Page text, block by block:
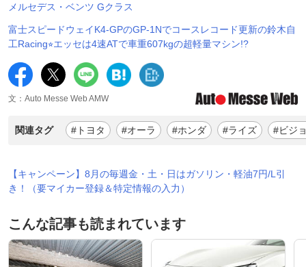
メルセデス・ベンツ Gクラス
富士スピードウェイK4-GPのGP-1Nでコースレコード更新の鈴木自
工Racing⭐︎エッセは4速ATで車重607kgの超軽量マシン!?
文：Auto Messe Web AMW
関連タグ #トヨタ #オーラ #ホンダ #ライズ #ビジ
【キャンペーン】8月の毎週金・土・日はガソリン・軽油7円/L引
き！（要マイカー登録＆特定情報の入力）
こんな記事も読まれています